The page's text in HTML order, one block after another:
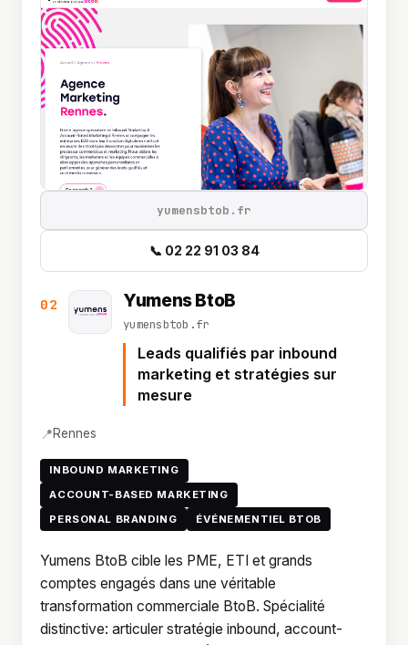
02 Yumens BtoB
yumensbtob.fr
Leads qualifiés par inbound
marketing et stratégies sur
mesure
📍Rennes
INBOUND MARKETING
ACCOUNT-BASED MARKETING
PERSONAL BRANDING
ÉVÉNEMENTIEL BTOB
Yumens BtoB cible les PME, ETI et grands
comptes engagés dans une véritable
transformation commerciale BtoB. Spécialité
distinctive: articuler stratégie inbound, account-
yumensbtob.fr
📞 02 22 91 03 84